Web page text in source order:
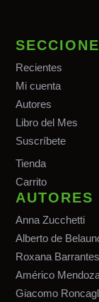
Recientes
Mi cuenta
Autores
Libro del Mes
Suscríbete
Tienda
Carrito
AUTORES
Anna Zucchetti
Alberto de
Roxana Barrantes
Américo
Giacomo